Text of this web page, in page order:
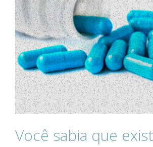
Você sabia que